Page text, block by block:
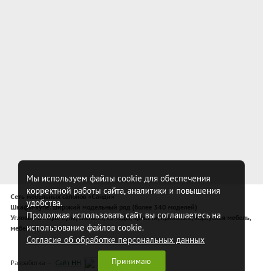
Сеть мебельных салонов «Санди»
Шкафы-купе, широкий модельный ряд (более 340 моделей)
Угловые шкафы-купе, спальни, комоды, кровати, прихожие, корпусная мебель,
мебель для спальни
Разработка — Сайт НН
Мы используем файлы cookie для обеспечения
корректной работы сайта, аналитики и повышения
удобства.
Продолжая использовать сайт, вы соглашаетесь на
использование файлов cookie.
Согласие об обработке персональных данных
Принимаю